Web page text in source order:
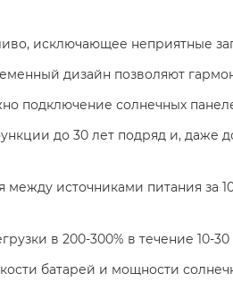
исключающее неприятные
дизайн позволяют
подключение солнечных
до 30 лет подряд и, даже
между источниками питания за
в 200-300% в течение 10-
батарей и мощности